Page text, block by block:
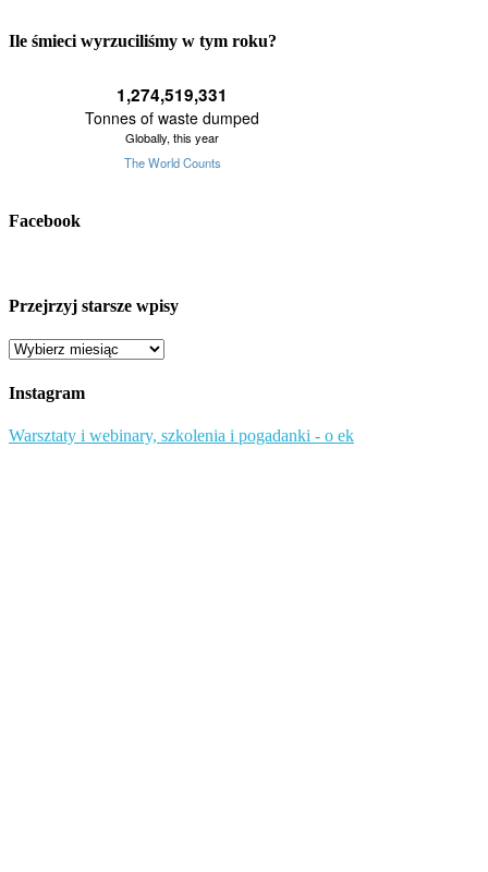
Ile śmieci wyrzuciliśmy w tym roku?
Facebook
Przejrzyj starsze wpisy
Przejrzyj
wpisy
Instagram
Warsztaty i webinary, szkolenia i pogadanki - o ek